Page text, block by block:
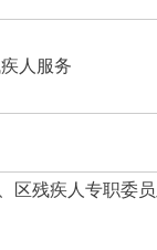
人服务
区残疾人专职委